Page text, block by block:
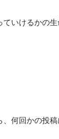
いけるかの生
何回かの投